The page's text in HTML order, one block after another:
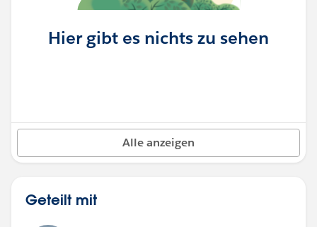
Hier gibt es nichts zu sehen
Alle anzeigen
Geteilt mit